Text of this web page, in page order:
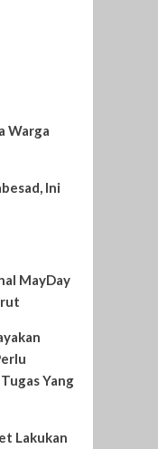
Warga
Ini
MayDay
Yang
Lakukan